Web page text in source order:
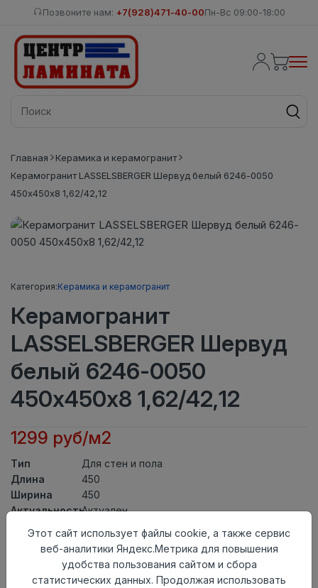
Позвоните нам: +7(928)471-40-00Пн-Вс 09:00-18:00
Главная
Керамика и керамогранит
Керамогранит LASSELSBERGER Шервуд белый 6246-0050
450х450х8 1,62/42,12
Категория:Керамика и керамогранит
Керамогранит
LASSELSBERGER Шервуд
белый 6246-0050
450х450х8 1,62/42,12
1299 руб/м2
Тип
Для стен и пола
Длина
450
Ширина
450
АктуальностьАктуален
Керамогранит
Поверхность
Этот сайт использует файлы cookie, а также сервис
веб-аналитики Яндекс.Метрика для повышения
удобства пользования сайтом и сбора
статистических данных. Продолжая использовать